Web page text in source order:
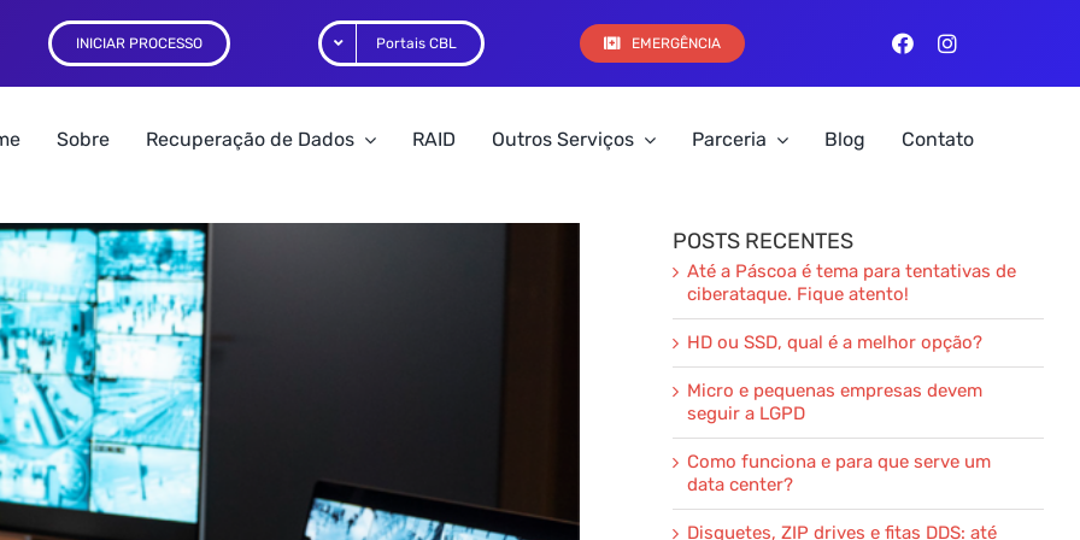
INICIAR PROCESSO Portais CBL EMERGÊNCIA
Sobre Recuperação de Dados RAID Outros Serviços Parceria Blog Contato
POSTS RECENTES
Até a Páscoa é tema para tentativas de
ciberataque. Fique atento!
HD ou SSD, qual é a melhor opção?
Micro e pequenas empresas devem
seguir a LGPD
Como funciona e para que serve um
data center?
Disquetes, ZIP drives e fitas DDS: até